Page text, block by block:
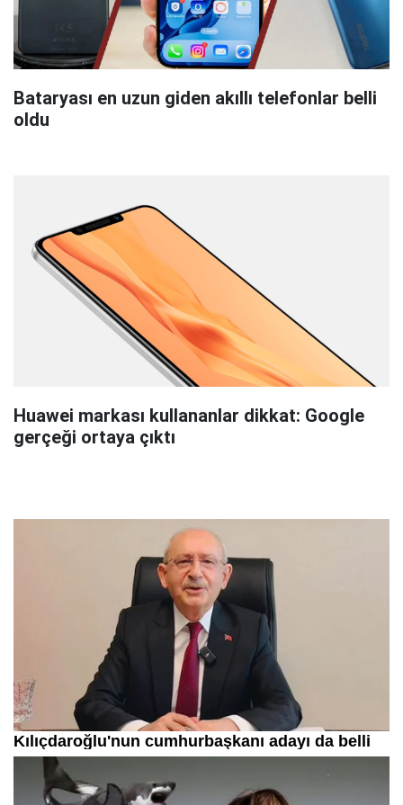
Bataryası en uzun giden akıllı telefonlar belli
oldu
Huawei markası kullananlar dikkat: Google
gerçeği ortaya çıktı